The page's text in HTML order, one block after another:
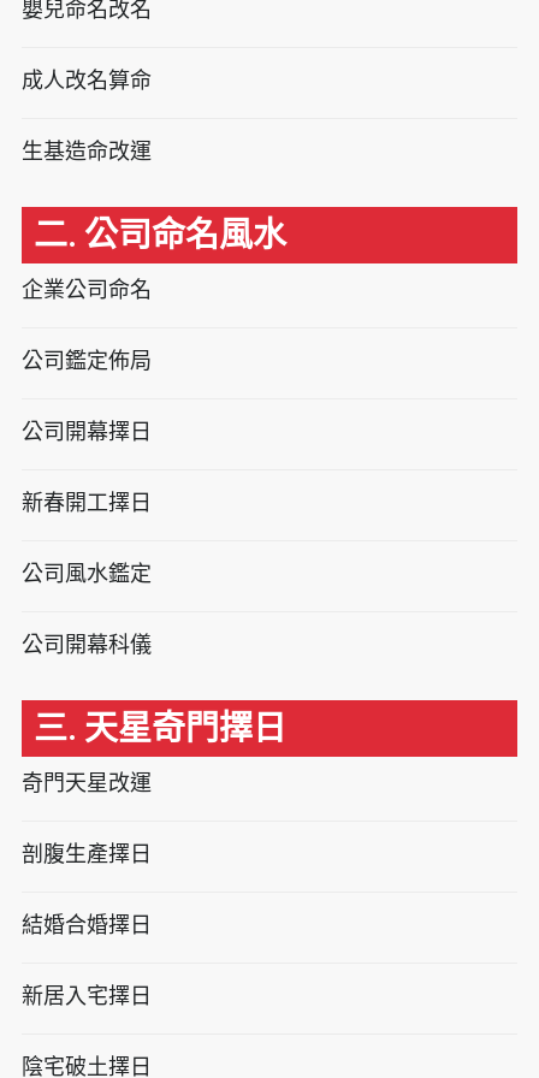
嬰兒命名改名
成人改名算命
生基造命改運
二. 公司命名風水
企業公司命名
公司鑑定佈局
公司開幕擇日
新春開工擇日
公司風水鑑定
公司開幕科儀
三. 天星奇門擇日
奇門天星改運
剖腹生產擇日
結婚合婚擇日
新居入宅擇日
陰宅破土擇日